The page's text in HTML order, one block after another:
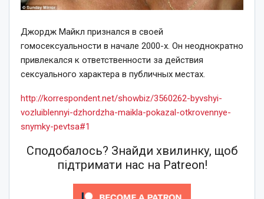
Джордж Майкл признался в своей
гомосексуальности в начале 2000-х. Он неоднократно
привлекался к ответственности за действия
сексуального характера в публичных местах.
http://korrespondent.net/showbiz/3560262-byvshyi-
vozluiblennyi-dzhordzha-maikla-pokazal-otkrovennye-
snymky-pevtsa#1
Сподобалось? Знайди хвилинку, щоб
підтримати нас на Patreon!